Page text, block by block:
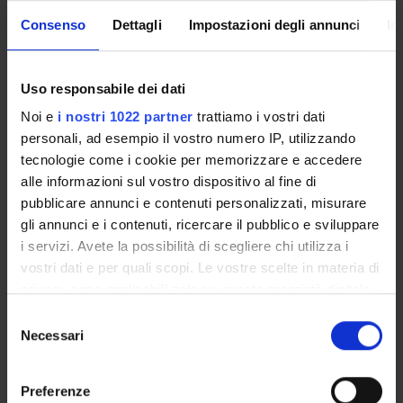
Consenso Dettagli Impostazioni degli annunci
Uso responsabile dei dati
Noi e i nostri 1022 partner trattiamo i vostri dati
personali, ad esempio il vostro numero IP, utilizzando
tecnologie come i cookie per memorizzare e accedere
alle informazioni sul vostro dispositivo al fine di
pubblicare annunci e contenuti personalizzati, misurare
gli annunci e i contenuti, ricercare il pubblico e sviluppare
i servizi. Avete la possibilità di scegliere chi utilizza i
vostri dati e per quali scopi. Le vostre scelte in materia di
modificare o revocare il proprio consenso in qualsiasi
momento dalla Dichiarazione sui cookie o facendo clic
delNecessari
Preferenze
Degree Programme
Notices
Governing bodies
Rete formativa
OFFERTA FORMATIVA
SEMESTRE FILTRO
CORSI DI LAUREA MAGISTRALE